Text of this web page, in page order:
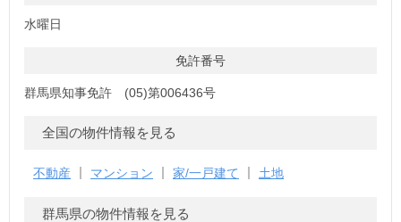
水曜日
免許番号
群馬県知事免許 (05)第006436号
全国の物件情報を見る
不動産 マンション 家/一戸建て 土地
群馬県の物件情報を見る